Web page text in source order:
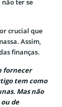
ter se
crucial que
Assim,
finanças.
fornecer
tem como
Mas não
de